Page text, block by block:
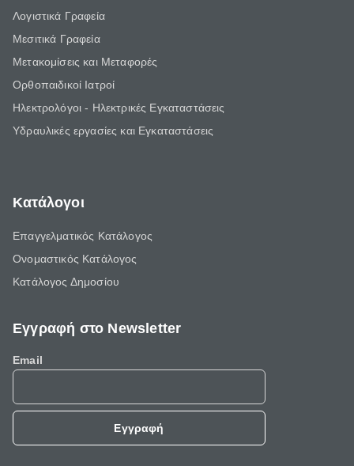
Λογιστικά Γραφεία
Μεσιτικά Γραφεία
Μετακομίσεις και Μεταφορές
Ορθοπαιδικοί Ιατροί
Ηλεκτρολόγοι - Ηλεκτρικές Εγκαταστάσεις
Υδραυλικές εργασίες και Εγκαταστάσεις
Κατάλογοι
Επαγγελματικός Κατάλογος
Ονομαστικός Κατάλογος
Κατάλογος Δημοσίου
Εγγραφή στο Newsletter
Email
Εγγραφή